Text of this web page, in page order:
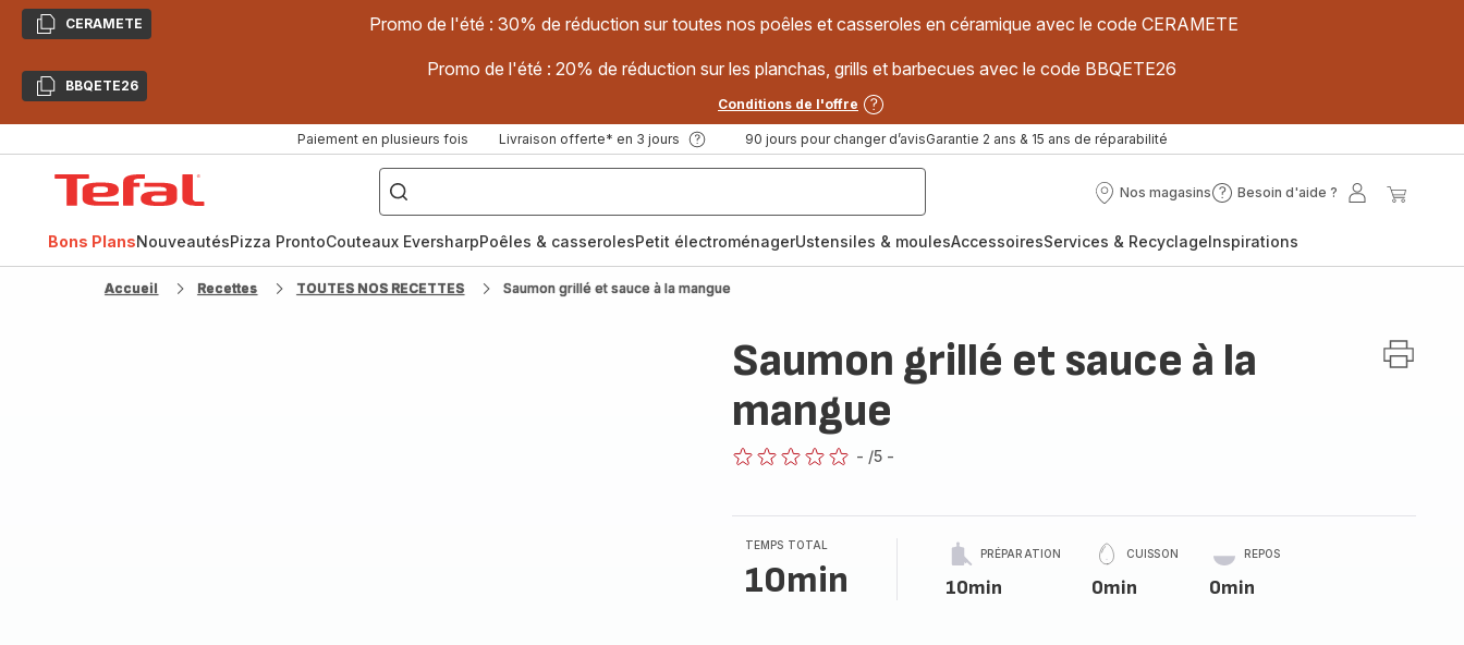
CopierCERAMETE Promo de l'été : 30% de réduction sur toutes nos poêles et casseroles en céramique avec le code CERAMETE
CopierBBQETE26
Promo de l'été : 20% de réduction sur les planchas, grills et barbecues avec le code BBQETE26
Conditions de l'offre
Paiement en plusieurs fois Livraison offerte* en 3 jours 90 jours pour changer d’avisGarantie 2 ans & 15 ans de réparabilité
["Poêles
inox,
Cake
Factory,
Nos magasins
Nos
Besoin d'aide ?
Besoin
?
Mon
Bons PlansNouveautésPizza ProntoCouteaux EversharpPoêles & casserolesPetit électroménagerUstensiles & moulesAccessoiresServices & RecyclageInspirations
Accueil Recettes TOUTES NOS RECETTES Saumon grillé et sauce à la mangue
Saumon grillé et sauce à la
mangue
- /5 -
TEMPS TOTAL
10min
PRÉPARATION
10min
CUISSON
0min
REPOS
0min